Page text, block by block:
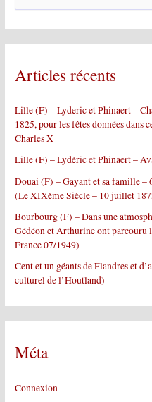
h
e
c
r
:
Articles récents
Lille (F) – Lyderic et Phinaert –
1825, pour les fêtes données dans
Charles X
Lille (F) – Lydéric et Phinaert –
Douai (F) – Gayant et sa famille –
(Le XIXème Siècle – 10 juillet
Bourbourg (F) – Dans une
Gédéon et Arthurine ont parcouru
France 07/1949)
Cent et un géants de Flandres et
culturel de l’Houtland)
Méta
Connexion